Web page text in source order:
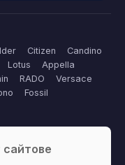
Citizen
Candino
Lotus
Appella
RADO
Versace
Fossil